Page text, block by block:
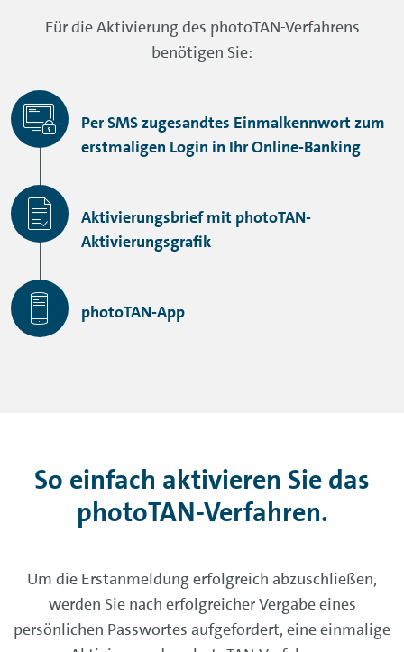
Für die Aktivierung des photoTAN-Verfahrens
benötigen Sie:
Per SMS zugesandtes Einmalkennwort zum
erstmaligen Login in Ihr Online-Banking
Aktivierungsbrief mit photoTAN-
Aktivierungsgrafik
photoTAN-App
So einfach aktivieren Sie das
photoTAN-Verfahren.
Um die Erstanmeldung erfolgreich abzuschließen,
werden Sie nach erfolgreicher Vergabe eines
persönlichen Passwortes aufgefordert, eine einmalige